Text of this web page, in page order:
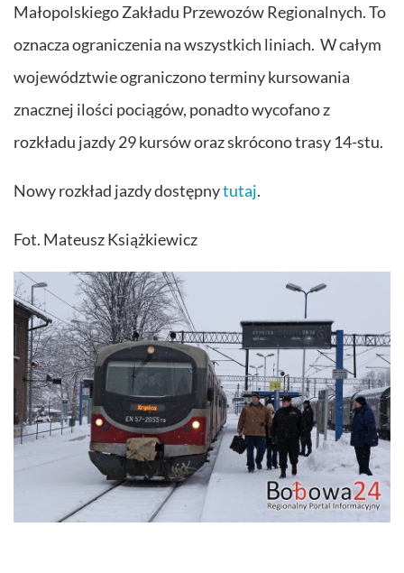
Małopolskiego Zakładu Przewozów Regionalnych. To
oznacza ograniczenia na wszystkich liniach. W całym
województwie ograniczono terminy kursowania
znacznej ilości pociągów, ponadto wycofano z
rozkładu jazdy 29 kursów oraz skrócono trasy 14-stu.
Nowy rozkład jazdy dostępnytutaj.
Fot. Mateusz Książkiewicz